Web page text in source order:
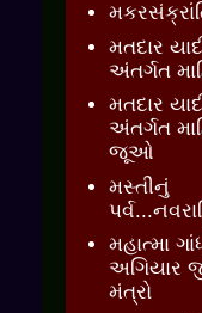
મતદાર
અંતર્ગત
મતદાર
અંતર્ગત
જૂઓ
મસ્તીનું
મહાત્મા
અગિયાર
મંત્રો